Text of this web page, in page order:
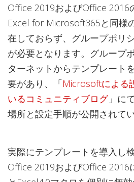
Office 2019およびOffice 2016
Excel for Microsoft365と同様
在しておらず、グループポリ
が必要となります。グループ
ターネットからテンプレート
要があり、「Microsoftによる
いるコミュニティブログ」に
場所と設定手順が公開されてい
実際にテンプレートを導入し
Office 2019およびOffice 2016